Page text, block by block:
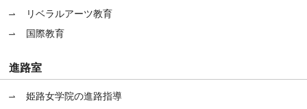
リベラルアーツ教育
国際教育
進路室
姫路女学院の進路指導